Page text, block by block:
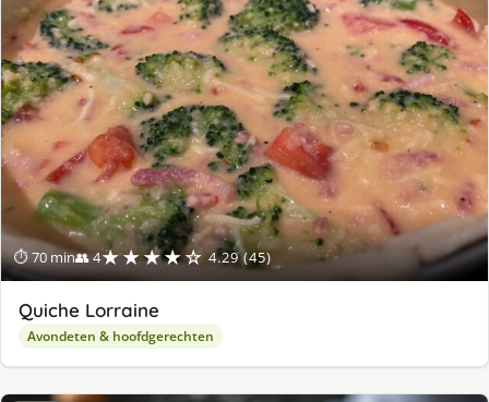
⏱ 70 min👥 4★★★★☆ 4.29 (45)
Quiche Lorraine
Avondeten & hoofdgerechten